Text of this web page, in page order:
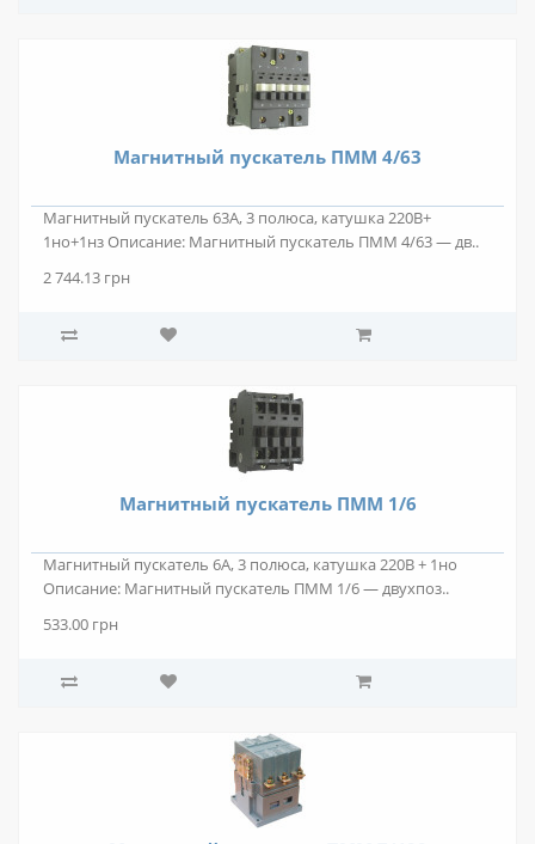
Магнитный пускатель ПММ 4/63
Магнитный пускатель 63А, 3 полюса, катушка 220В+
1но+1нз Описание: Магнитный пускатель ПММ 4/63 — дв..
2 744.13 грн
Магнитный пускатель ПММ 1/6
Магнитный пускатель 6А, 3 полюса, катушка 220В + 1но
Описание: Магнитный пускатель ПММ 1/6 — двухпоз..
533.00 грн